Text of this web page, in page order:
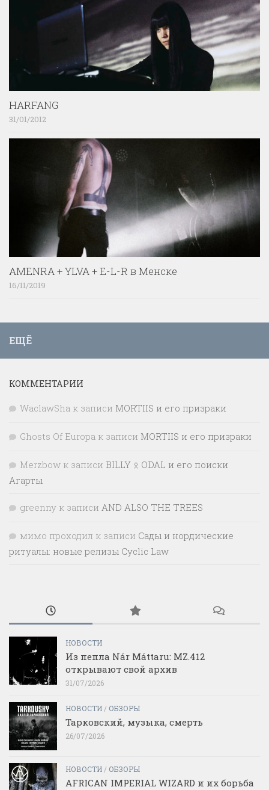
HARFANG
31/01/2012
AMENRA + YLVA + E-L-R в Менске
16/11/2019
ЕЩЁ
КОММЕНТАРИИ
WaclawSha к записи MORTIIS и его призраки
Ghosts Of Europa к записи MORTIIS и его призраки
Merzbow к записи BILLY ᛟ ODAL и его поиски
Агарты
greenny к записи AND ALSO THE TREES
мимо проходил к записи Сады и нордические
ритуалы: новые релизы Cyclic Law
НОВОСТИ
Из пепла Nár Máttaru: MZ.412
открывают свой архив
31/07/2026
НОВОСТИ / ОБЗОРЫ
Тарковский, музыка, смерть
26/07/2026
НОВОСТИ / ОБЗОРЫ
AFRICAN IMPERIAL WIZARD и их борьба